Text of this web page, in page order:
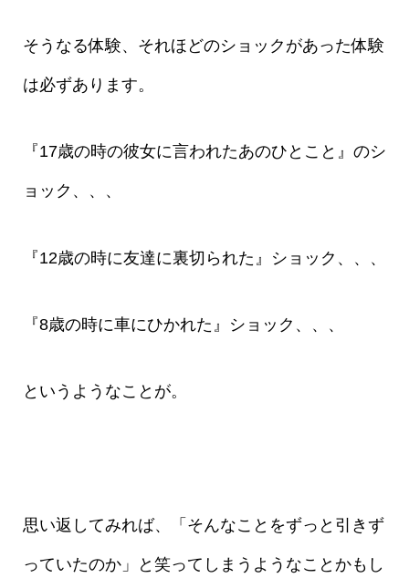
そうなる体験、それほどのショックがあった体験
は必ずあります。
『17歳の時の彼女に言われたあのひとこと』のシ
ョック、、、
『12歳の時に友達に裏切られた』ショック、、、
『8歳の時に車にひかれた』ショック、、、
というようなことが。
思い返してみれば、「そんなことをずっと引きず
っていたのか」と笑ってしまうようなことかもし